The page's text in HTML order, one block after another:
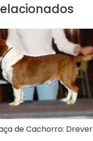
de Cachorro: Drever